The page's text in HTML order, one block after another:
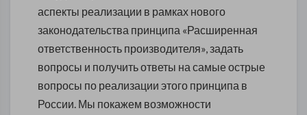
аспекты реализации в рамках нового
законодательства принципа «Расширенная
ответственность производителя», задать
вопросы и получить ответы на самые острые
вопросы по реализации этого принципа в
России. Мы покажем возможности